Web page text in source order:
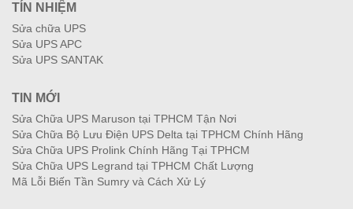
TÍN NHIỆM
Sửa chữa UPS
Sửa UPS APC
Sửa UPS SANTAK
TIN MỚI
Sửa Chữa UPS Maruson tại TPHCM Tận Nơi
Sửa Chữa Bộ Lưu Điện UPS Delta tại TPHCM Chính Hãng
Sửa Chữa UPS Prolink Chính Hãng Tại TPHCM
Sửa Chữa UPS Legrand tại TPHCM Chất Lượng
Mã Lỗi Biến Tần Sumry và Cách Xử Lý